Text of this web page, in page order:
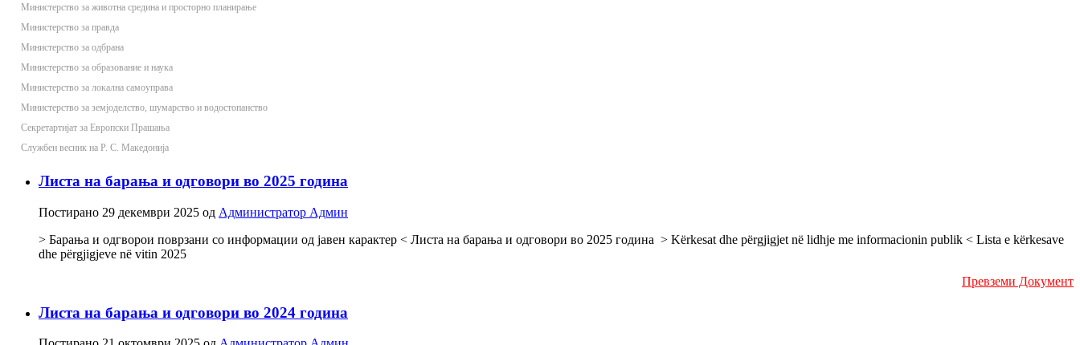
Министерство за животна средина и просторно планирање
Министерство за правда
Министерство за одбрана
Министерство за образование и наука
Министерство за локална самоуправа
Министерство за земјоделство, шумарство и водостопанство
Секретартијат за Европски Прашања
Службен весник на Р. С. Македонија
Листа на барања и одговори во 2025 година
Постирано 29 декември 2025 од Администратор Админ
> Барања и одгворои поврзани со информации од јавен карактер < Листа на барања и одговори во 2025 година > Kërkesat dhe përgjigjet në lidhje me informacionin publik < Lista e kërkesave
dhe përgjigjeve në vitin 2025
Превземи Документ
Листа на барања и одговори во 2024 година